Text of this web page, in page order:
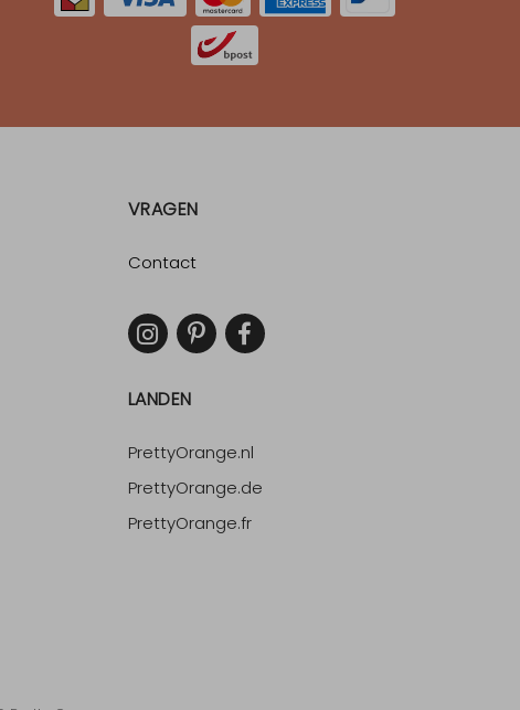
VRAGEN
Contact
LANDEN
PrettyOrange.nl
PrettyOrange.de
PrettyOrange.fr